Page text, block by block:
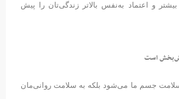
و اعتماد به‌نفس بالاتر زندگی‌تان را پیش
است
جسم ما می‌شود بلکه به سلامت روانی‌مان